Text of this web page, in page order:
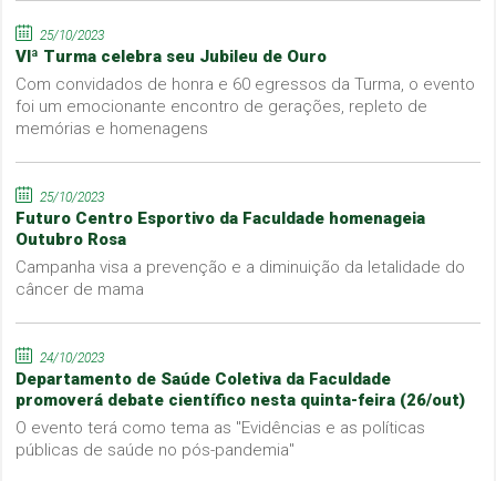
25/10/2023
VIª Turma celebra seu Jubileu de Ouro
Com convidados de honra e 60 egressos da Turma, o evento
foi um emocionante encontro de gerações, repleto de
memórias e homenagens
25/10/2023
Futuro Centro Esportivo da Faculdade homenageia
Outubro Rosa
Campanha visa a prevenção e a diminuição da letalidade do
câncer de mama
24/10/2023
Departamento de Saúde Coletiva da Faculdade
promoverá debate científico nesta quinta-feira (26/out)
O evento terá como tema as "Evidências e as políticas
públicas de saúde no pós-pandemia"